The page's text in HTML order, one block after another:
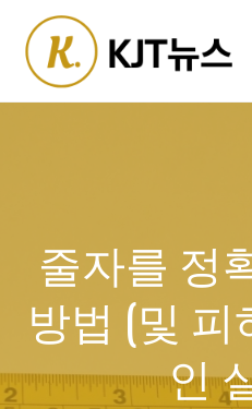
content
줄자를 정
방법 (및
인